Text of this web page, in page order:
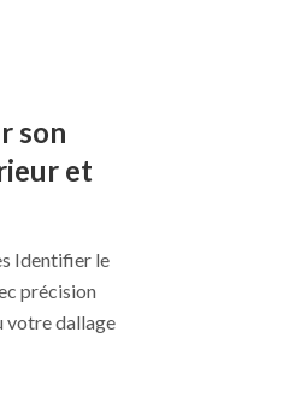
son
et
Identifier le
précision
votre dallage